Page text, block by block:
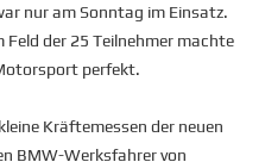
nur am Sonntag im Einsatz.
der 25 Teilnehmer machte
perfekt.
Kräftemessen der neuen
BMW-Werksfahrer von